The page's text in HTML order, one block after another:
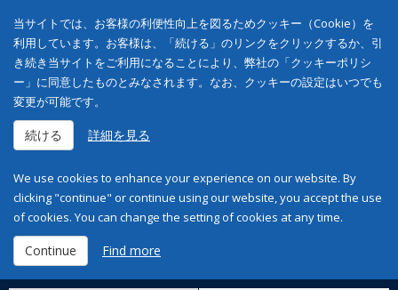
当サイトでは、お客様の利便性向上を図るためクッキー（Cookie）を
利用しています。お客様は、「続ける」のリンクをクリックするか、引
き続き当サイトをご利用になることにより、弊社の「クッキーポリシ
ー」に同意したものとみなされます。なお、クッキーの設定はいつでも
変更が可能です。
続ける 詳細を見る
We use cookies to enhance your experience on our website. By
clicking "continue" or continue using our website, you accept the use
of cookies. You can change the setting of cookies at any time.
Continue Find more